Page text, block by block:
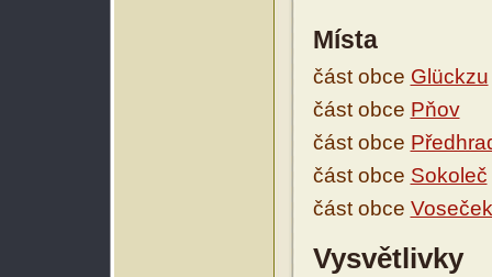
Místa
část obce Glückzu
část obce Pňov
část obce
část obce Sokoleč
část obce Voseček
Vysvětlivky